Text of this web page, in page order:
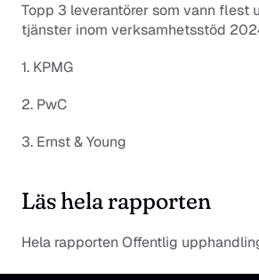
Topp 3 leverantörer som vann flest
tjänster inom verksamhetsstöd
1. KPMG
2. PwC
3. Ernst & Young
Läs hela rapporten
Hela rapporten Offentlig